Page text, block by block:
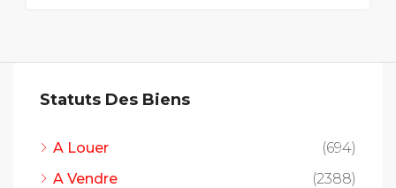
Statuts Des Biens
A Louer
(694)
A Vendre
(2388)